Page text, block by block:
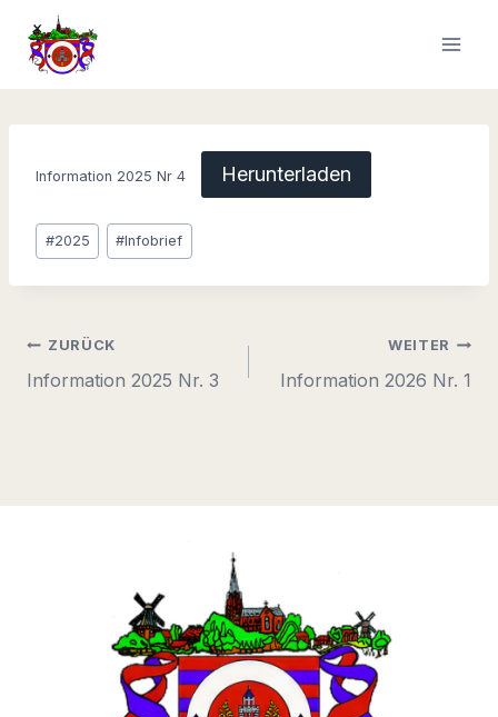
Inhalt
springen
Information 2025 Nr 4 Herunterladen
Schlagworte:
#2025 #Infobrief
Beitragsnavigation
ZURÜCK
Information 2025 Nr. 3
WEITER
Information 2026 Nr. 1